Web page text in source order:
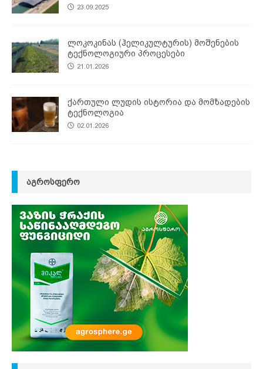
23.09.2025
ლოკოკინას (ჰელიკულტურის) მოშენების
ტექნოლოგიური პროცესები
21.01.2026
ქართული ლუდის ისტორია და მომზადების
ტექნოლოგია
02.01.2026
ᲐᲒᲠᲝᲡᲤᲔᲠᲝ